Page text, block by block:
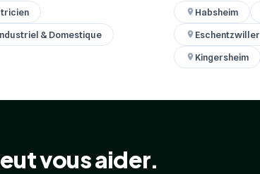
& Domestique
Habsheim
Eschentzwiller
Kingersheim
vous aider.